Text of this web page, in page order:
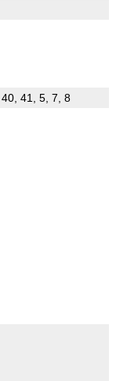
41, 5, 7, 8